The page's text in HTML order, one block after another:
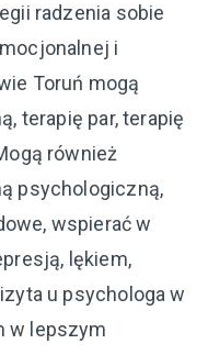
radzenia sobie
i
Toruń mogą
terapię par, terapię
również
psychologiczną,
wspierać w
lękiem,
u psychologa w
w lepszym